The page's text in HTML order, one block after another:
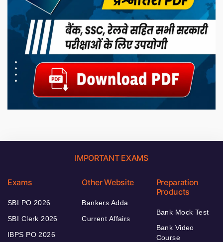
IMPORTANT EXAMS
Exams
SBI PO 2026
SBI Clerk 2026
IBPS PO 2026
Other Website
Bankers Adda
Current Affairs
Preparation
Products
Bank Mock Test
Bank Video
Course